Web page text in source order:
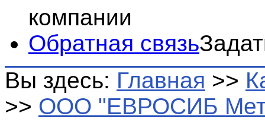
компании
Обратная связь
Вы здесь: Главная >>
>> ООО "ЕВРОСИБ